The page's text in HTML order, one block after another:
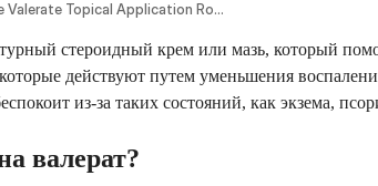
Betamethasone Valerate Topical Application Route
стероидный крем или мазь, который
действуют путем уменьшения
из-за таких состояний, как экзема,
валерат?